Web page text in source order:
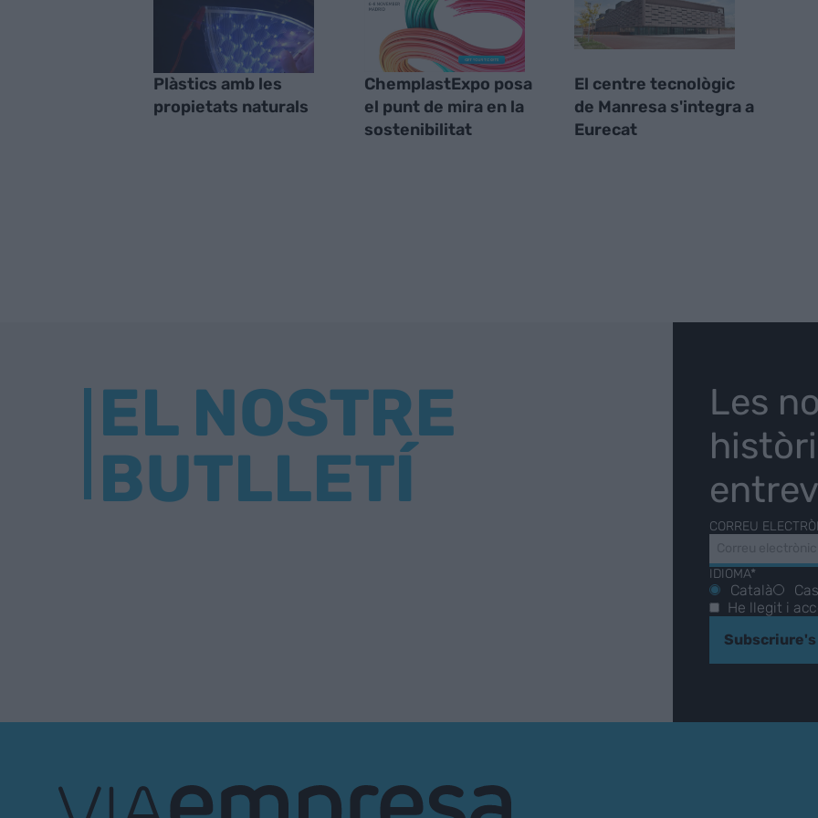
Plàstics amb les
propietats naturals
ChemplastExpo posa
el punt de mira en la
sostenibilitat
El centre tecnològic
de Manresa s'integra a
Eurecat
EL NOSTRE
BUTLLETÍ
Les
CORREU
IDIOMA*
Català
He llegit i
Subscriure's